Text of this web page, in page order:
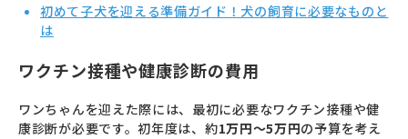
初めて子犬を迎える準備ガイド！犬の飼育に必要なものと
は
ワクチン接種や健康診断の費用
ワンちゃんを迎えた際には、最初に必要なワクチン接種や健
康診断が必要です。初年度は、約1万円～5万円の予算を考え